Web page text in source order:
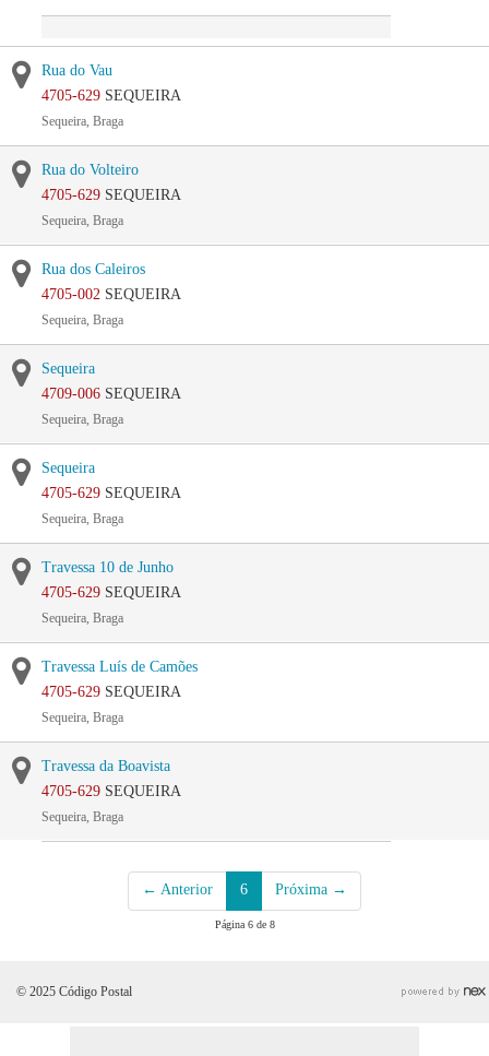
Rua do Vau
4705-629 SEQUEIRA
Sequeira, Braga
Rua do Volteiro
4705-629 SEQUEIRA
Sequeira, Braga
Rua dos Caleiros
4705-002 SEQUEIRA
Sequeira, Braga
Sequeira
4709-006 SEQUEIRA
Sequeira, Braga
Sequeira
4705-629 SEQUEIRA
Sequeira, Braga
Travessa 10 de Junho
4705-629 SEQUEIRA
Sequeira, Braga
Travessa Luís de Camões
4705-629 SEQUEIRA
Sequeira, Braga
Travessa da Boavista
4705-629 SEQUEIRA
Sequeira, Braga
← Anterior 6 Próxima →
Página 6 de 8
© 2025 Código Postal